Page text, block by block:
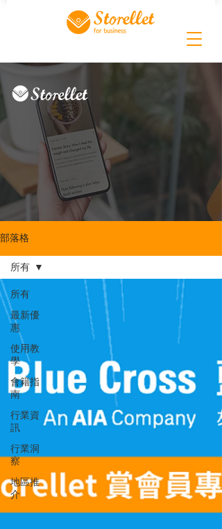
部落格
所有
最新優
惠
使用教
學
會籍指
南
行業資
訊
行業洞
察
地區推
介
所有